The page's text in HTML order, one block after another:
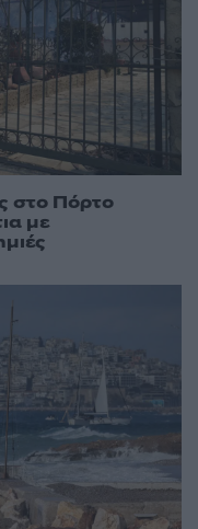
στο Πόρτο
με